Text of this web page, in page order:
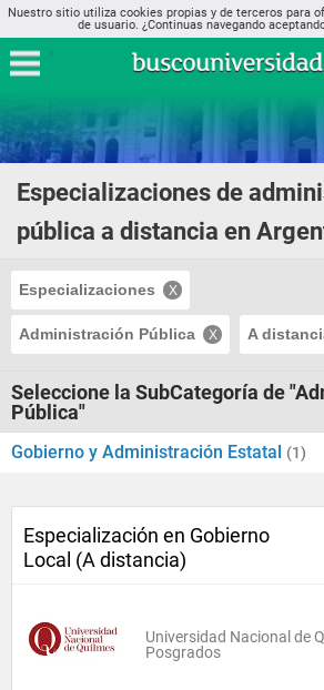
Nuestro sitio utiliza cookies propias y de terceros para
de usuario. ¿Continuas navegando
Especializaciones de
pública a distancia en
Especializaciones
Administración Pública A
Seleccione la SubCategoría de
Pública"
Gobierno y Administración Estatal (1)
Especialización en Gobierno
Local (A distancia)
Universidad Nacional de
Posgrados